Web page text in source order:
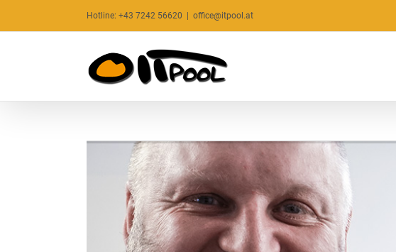
Hotline: +43 7242 56620 office@itpool.at